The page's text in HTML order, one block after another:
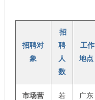
招聘对
象
招
聘
人
数
工作
地点
市场营
若
广东